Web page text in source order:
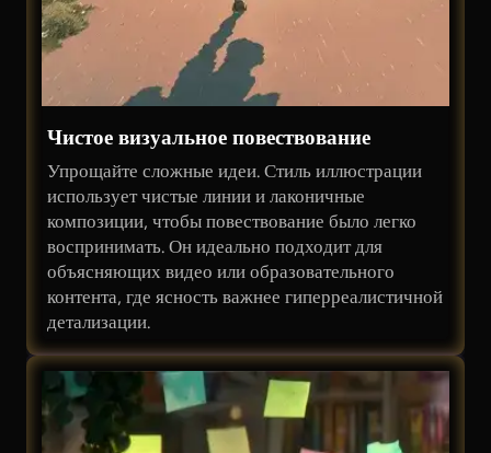
Чистое визуальное повествование
Упрощайте сложные идеи. Стиль иллюстрации
использует чистые линии и лаконичные
композиции, чтобы повествование было легко
воспринимать. Он идеально подходит для
объясняющих видео или образовательного
контента, где ясность важнее гиперреалистичной
детализации.